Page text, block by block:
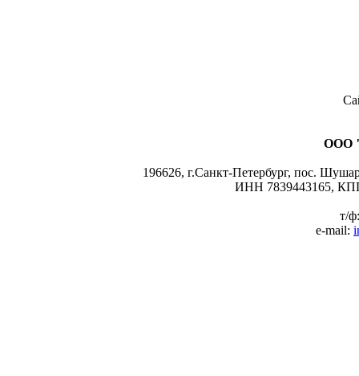
ООО
196626, г.Санкт-Петербург, пос.
ИНН 7839443165,
т/
e-mail: